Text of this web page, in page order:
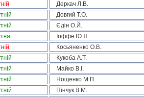
Деркач Л.В.
Довгий Т.О.
Єдін О.Й.
Іоффе Ю.Я.
Косьяненко О.В.
Кукоба А.Т.
Майко В.І.
Нощенко М.П.
Пінчук В.М.